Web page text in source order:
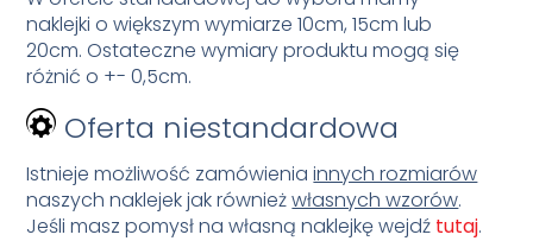
naklejki o większym wymiarze 10cm, 15cm lub
20cm. Ostateczne wymiary produktu mogą się
różnić o +- 0,5cm.
Oferta niestandardowa
Istnieje możliwość zamówieniainnych rozmiarów
naszych naklejek jak równieżwłasnych wzorów.
Jeśli masz pomysł na własną naklejkę wejdź tutaj.